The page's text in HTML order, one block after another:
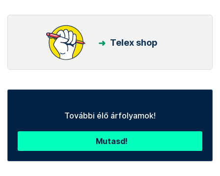
Telex shop
További élő árfolyamok!
Mutasd!